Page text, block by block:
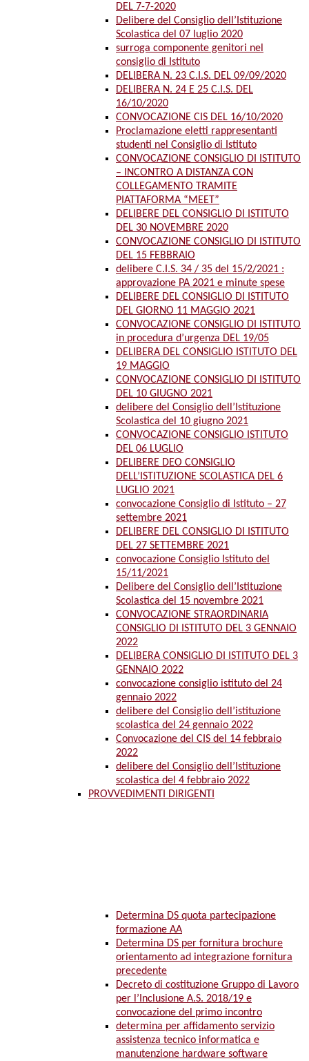
DEL 7-7-2020
Delibere del Consiglio dell’Istituzione
Scolastica del 07 luglio 2020
surroga componente genitori nel
consiglio di Istituto
DELIBERA N. 23 C.I.S. DEL 09/09/2020
DELIBERA N. 24 E 25 C.I.S. DEL
16/10/2020
CONVOCAZIONE CIS DEL 16/10/2020
Proclamazione eletti rappresentanti
studenti nel Consiglio di Istituto
CONVOCAZIONE CONSIGLIO DI ISTITUTO
– INCONTRO A DISTANZA CON
COLLEGAMENTO TRAMITE
PIATTAFORMA “MEET”
DELIBERE DEL CONSIGLIO DI ISTITUTO
DEL 30 NOVEMBRE 2020
CONVOCAZIONE CONSIGLIO DI ISTITUTO
DEL 15 FEBBRAIO
delibere C.I.S. 34 / 35 del 15/2/2021 :
approvazione PA 2021 e minute spese
DELIBERE DEL CONSIGLIO DI ISTITUTO
DEL GIORNO 11 MAGGIO 2021
CONVOCAZIONE CONSIGLIO DI ISTITUTO
in procedura d’urgenza DEL 19/05
DELIBERA DEL CONSIGLIO ISTITUTO DEL
19 MAGGIO
CONVOCAZIONE CONSIGLIO DI ISTITUTO
DEL 10 GIUGNO 2021
delibere del Consiglio dell’Istituzione
Scolastica del 10 giugno 2021
CONVOCAZIONE CONSIGLIO ISTITUTO
DEL 06 LUGLIO
DELIBERE DEO CONSIGLIO
DELL’ISTITUZIONE SCOLASTICA DEL 6
LUGLIO 2021
convocazione Consiglio di Istituto – 27
settembre 2021
DELIBERE DEL CONSIGLIO DI ISTITUTO
DEL 27 SETTEMBRE 2021
convocazione Consiglio Istituto del
15/11/2021
Delibere del Consiglio dell’Istituzione
Scolastica del 15 novembre 2021
CONVOCAZIONE STRAORDINARIA
CONSIGLIO DI ISTITUTO DEL 3 GENNAIO
2022
DELIBERA CONSIGLIO DI ISTITUTO DEL 3
GENNAIO 2022
convocazione consiglio istituto del 24
gennaio 2022
delibere del Consiglio dell’istituzione
scolastica del 24 gennaio 2022
Convocazione del CIS del 14 febbraio
2022
delibere del Consiglio dell’Istituzione
scolastica del 4 febbraio 2022
PROVVEDIMENTI DIRIGENTI
Determina DS quota partecipazione
formazione AA
Determina DS per fornitura brochure
orientamento ad integrazione fornitura
precedente
Decreto di costituzione Gruppo di Lavoro
per l’Inclusione A.S. 2018/19 e
convocazione del primo incontro
determina per affidamento servizio
assistenza tecnico informatica e
manutenzione hardware software